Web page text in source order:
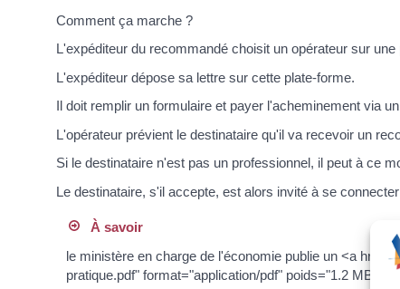
Comment ça marche ?
L'expéditeur du recommandé choisit un opérateur sur
L'expéditeur dépose sa lettre sur cette plate-forme.
Il doit remplir un formulaire et payer l'acheminement via
L'opérateur prévient le destinataire qu'il va recevoir un
Si le destinataire n'est pas un professionnel, il peut à ce
Le destinataire, s'il accepte, est alors invité à se
À savoir
le ministère en charge de l'économie publie un <a
pratique.pdf" format="application/pdf" poids="1.2 MB"